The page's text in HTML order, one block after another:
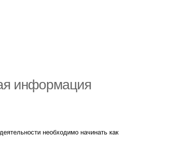
информация
необходимо начинать как